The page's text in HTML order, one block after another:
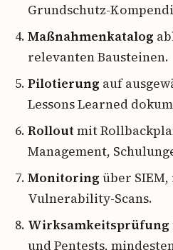
Grundschutz-
Maßnahmenkatalog
relevanten Bausteinen.
Pilotierung auf
Lessons Learned
Rollout mit
Management,
Monitoring über
Vulnerability-Scans.
Wirksamkeitsprüfung
und Pentests,